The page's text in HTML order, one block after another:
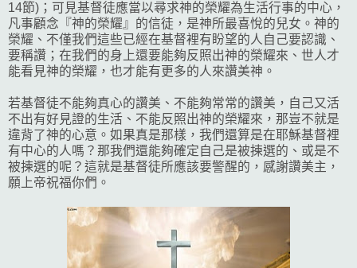
14節)；可見基督徒應當以尋求神的榮耀為生活行事的中心，
凡事顧念『神的榮耀』的信徒，是神所最喜悅的兒女。神的
榮耀、不僅我們這些已經在基督裡有盼望的人自己要認識、
要稱讚；在我們的身上還要能夠反照出神的榮耀來、世人才
能看見神的榮耀，也才能有更多的人來讚美神。
若基督徒不能夠真心的讚美、不能夠常常的讚美，自己又活
不出有好見證的生活、不能反照出神的榮耀來，那豈不就是
違背了神的心意。如果真是那樣，我們還算是在耶穌基督裡
有中心的人嗎？那我們還能夠確定自己是被揀選的、或是不
被揀選的呢？這就是基督徒所應該要警醒的，感謝讚美主，
願上帝祝福你們。